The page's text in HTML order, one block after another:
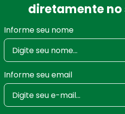
diretamente
Informe seu nome
Informe seu email